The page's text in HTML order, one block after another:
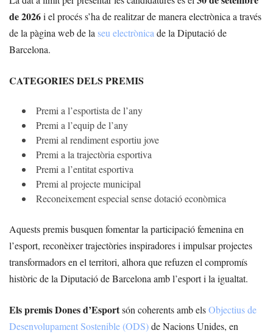
de 2026i el procés s’ha de realitzar de manera electrònica a través
de la pàgina web de la seu electrònica de la Diputació de
Barcelona.
CATEGORIES DELS PREMIS
Premi a l’esportista de l’any
Premi a l’equip de l’any
Premi al rendiment esportiu jove
Premi a la trajectòria esportiva
Premi a l’entitat esportiva
Premi al projecte municipal
Reconeixement especial sense dotació econòmica
Aquests premis busquen fomentar la participació femenina en
l’esport, reconèixer trajectòries inspiradores i impulsar projectes
transformadors en el territori, alhora que refuzen el compromís
històric de la Diputació de Barcelona amb l’esport i la igualtat.
Els premis Dones d’Esportsón coherents amb elsObjectius de
Desenvolupament Sostenible (ODS)de Nacions Unides, en